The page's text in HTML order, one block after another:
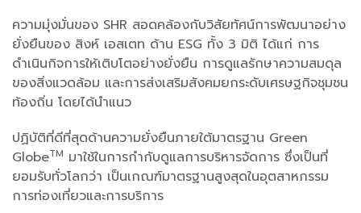
ความมุ่งมั่นของ SHR สอดคล้องกับวิสัยทัศน์การพัฒนาอย่าง
ยั่งยืนของ สิงห์ เอสเตท ด้าน ESG ทั้ง 3 มิติ ได้แก่ การ
ดำเนินกิจการให้เติบโตอย่างยั่งยืน การดูแลรักษาความสมดุล
ของสิ่งแวดล้อม และการส่งเสริมสังคมยกระดับเศรษฐกิจชุมชน
ท้องถิ่น โดยได้นำแนว
ปฏิบัติที่ดีที่สุดด้านความยั่งยืนภายใต้มาตรฐาน Green
GlobeTM มาใช้ในการกำกับดูแลการบริหารจัดการ ซึ่งเป็นที่
ยอมรับทั่วโลกว่า เป็นเกณฑ์มาตรฐานสูงสุดในอุตสาหกรรม
การท่องเที่ยวและการบริการ